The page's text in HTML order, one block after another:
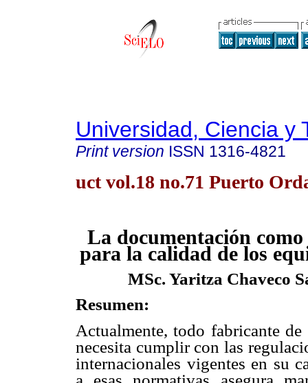
Universidad, Ciencia y
Print version ISSN 1316-4821
uct vol.18 no.71 Puerto
La documentación
para la calidad de los
MSc. Yaritza Chaveco
Resumen:
Actualmente, todo fabricante
necesita cumplir con las
internacionales vigentes en su